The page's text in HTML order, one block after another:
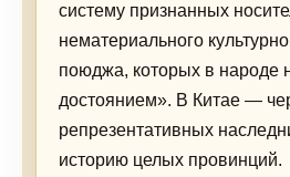
систему признанных
нематериального
поюджа, которых в
достоянием». В Китае —
репрезентативных
историю целых провинций.